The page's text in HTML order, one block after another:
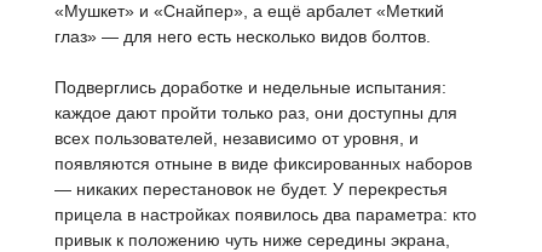
«Мушкет» и «Снайпер», а ещё арбалет «Меткий
глаз» — для него есть несколько видов болтов.
Подверглись доработке и недельные испытания:
каждое дают пройти только раз, они доступны для
всех пользователей, независимо от уровня, и
появляются отныне в виде фиксированных наборов
— никаких перестановок не будет. У перекрестья
прицела в настройках появилось два параметра: кто
привык к положению чуть ниже середины экрана,